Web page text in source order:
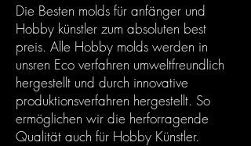
Die Besten molds für anfänger und
Hobby künstler zum absoluten best
preis. Alle Hobby molds werden in
unsren Eco verfahren umweltfreundlich
hergestellt und durch innovative
produktionsverfahren hergestellt. So
ermöglichen wir die herforragende
Qualität auch für Hobby Künstler.